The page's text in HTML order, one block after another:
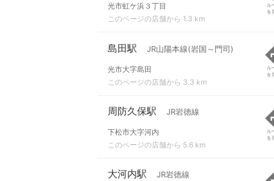
光市虹ケ浜３丁目
このページの店舗から 1.3 km
ル
を
島田駅 JR山陽本線(岩国～門司)
光市大字島田
このページの店舗から 3.3 km
ル
を
周防久保駅 JR岩徳線
下松市大字河内
このページの店舗から 5.6 km
ル
を
大河内駅 JR岩徳線